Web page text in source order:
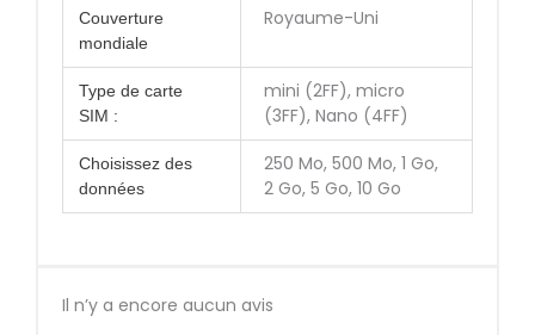
Couverture
mondiale
Royaume-Uni
Type de carte
SIM :
mini (2FF), micro
(3FF), Nano (4FF)
Choisissez des
données
250 Mo, 500 Mo, 1 Go,
2 Go, 5 Go, 10 Go
Il n’y a encore aucun avis